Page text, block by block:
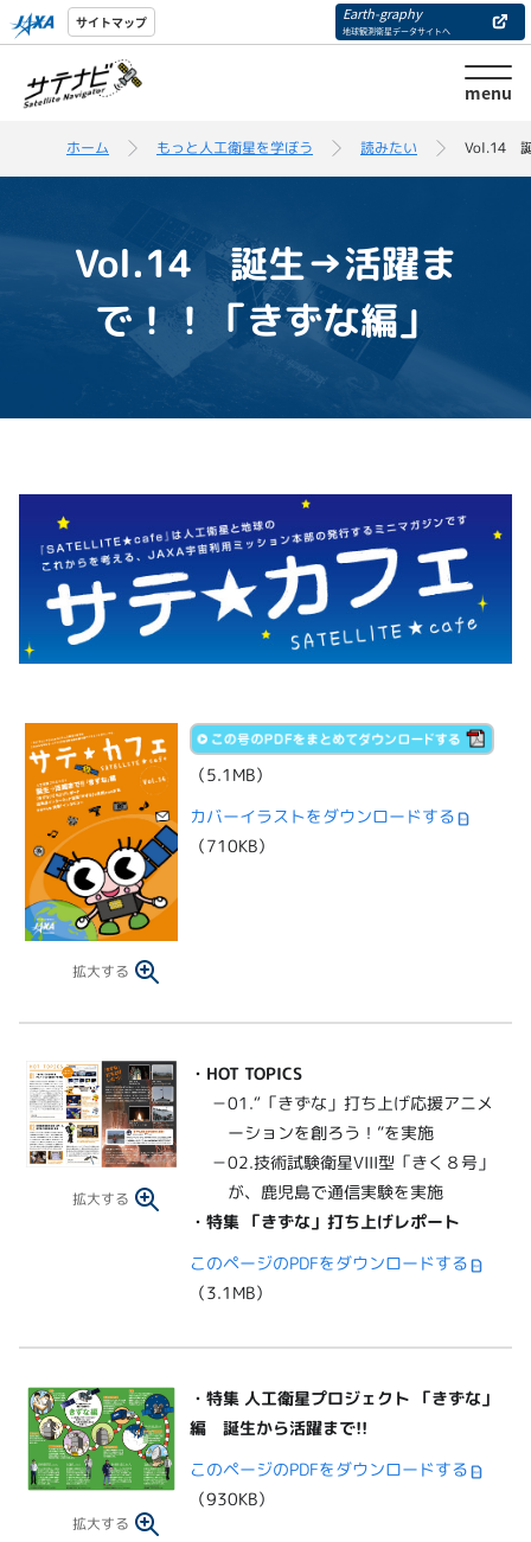
サイトマップ Earth-graphy
地球観測衛星データサイトへ
menu
ホーム もっと人工衛星を学ぼう 読みたい Vol.14
Vol.14 誕生→活躍ま
で！！「きずな編」
拡大する
（5.1MB）
カバーイラストをダウンロードする
（710KB）
拡大する
・ HOT TOPICS
－01.“「きずな」打ち上げ応援アニメ
ーションを創ろう！”を実施
－02.技術試験衛星VIII型「きく８号」
が、鹿児島で通信実験を実施
・特集 「きずな」打ち上げレポート
このページのPDFをダウンロードする
（3.1MB）
拡大する
・ 特集 人工衛星プロジェクト 「きずな」
編 誕生から活躍まで!!
このページのPDFをダウンロードする
（930KB）